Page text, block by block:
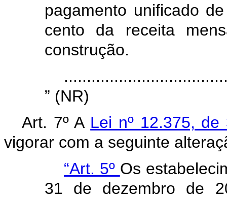
pagamento unificado
cento da receita
construção.
” (NR)
Art. 7º A Lei nº 12.375,
vigorar com a seguinte
“Art. 5º Os
31 de dezembro de